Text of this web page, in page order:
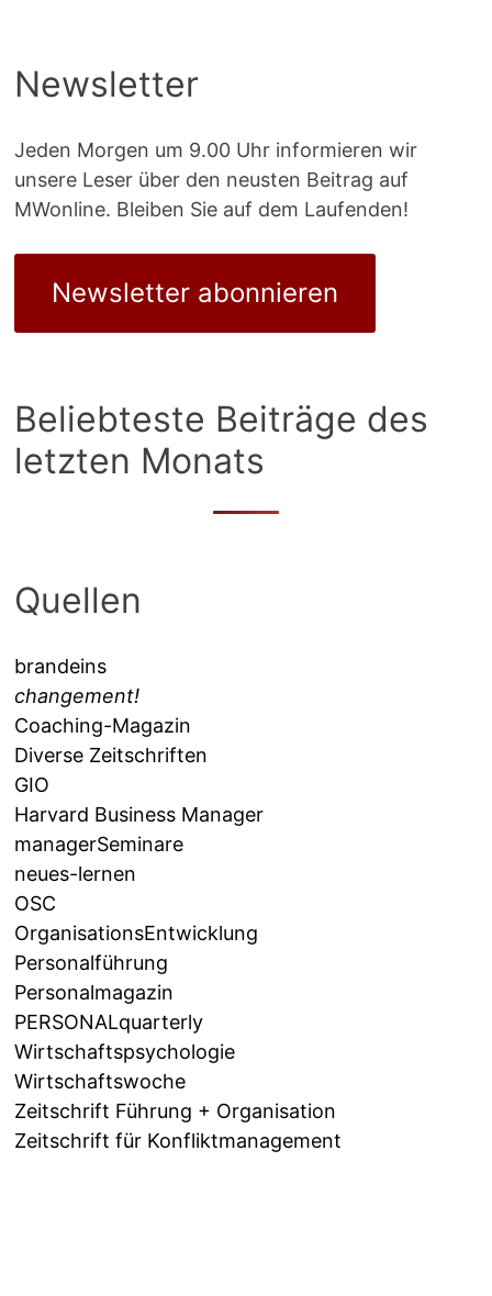
Newsletter
Jeden Morgen um 9.00 Uhr informieren wir
unsere Leser über den neusten Beitrag auf
MWonline. Bleiben Sie auf dem Laufenden!
Newsletter abonnieren
Beliebteste Beiträge des
letzten Monats
Quellen
brandeins
changement!
Coaching-Magazin
Diverse Zeitschriften
GIO
Harvard Business Manager
managerSeminare
neues-lernen
OSC
OrganisationsEntwicklung
Personalführung
Personalmagazin
PERSONALquarterly
Wirtschaftspsychologie
Wirtschaftswoche
Zeitschrift Führung + Organisation
Zeitschrift für Konfliktmanagement